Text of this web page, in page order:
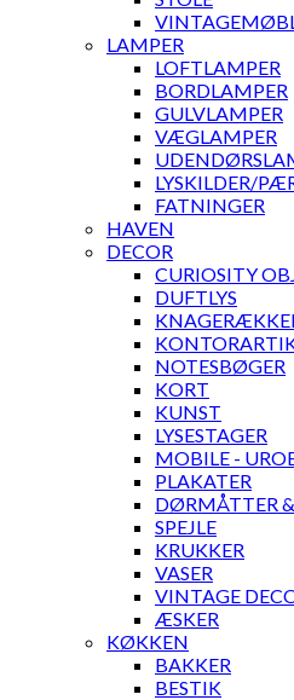
LAMPER
LOFTLAMPER
BORDLAMPER
GULVLAMPER
VÆGLAMPER
LYSKILDER/
FATNINGER
HAVEN
DECOR
CURIOSITY
DUFTLYS
NOTESBØGER
KORT
KUNST
LYSESTAGER
MOBILE -
PLAKATER
DØRMÅTTER
SPEJLE
KRUKKER
VASER
VINTAGE
ÆSKER
KØKKEN
BAKKER
BESTIK